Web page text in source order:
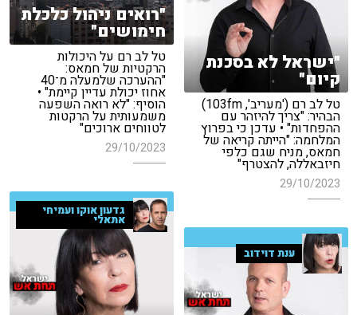
"רואים ניהול כלכלת
חימושים"
טל לב רם על היכולות
הרקטיות של חמאס:
"ההערכה שלמעלה מ־40
אחוז יכולת עדיין קיימת" •
הוסיף: "לא רואה השפעה
משמעותית על הרקטות
לטווחים ארוכים"
29/10/2023
"ישראל לא בסכנת
קיום"
טל לב רם ('מעריב', 103fm)
הבהיר: "צריך להיזהר עם
ההפחדות" • עדכן כי בפרוץ
המלחמה: "הייתה קריאה של
חמאס, מניח שגם כלפי
חיזבאללה, להצטרף"
29/10/2023
גדעון אוקו ועמיחי
אתאלי
ענת דוידוב